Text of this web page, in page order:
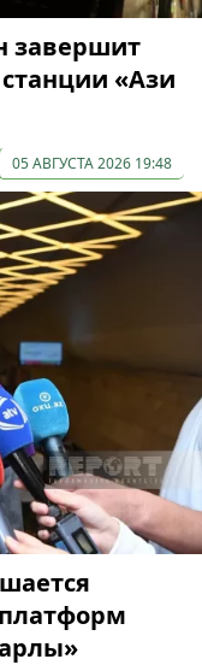
завершит
«Ази
05 АВГУСТА 2026 19:48